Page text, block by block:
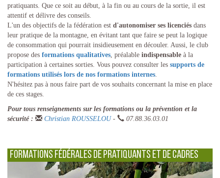
pratiquants. Que ce soit au début, à la fin ou au cours de la sortie, il est
attentif et délivre des conseils.
L'un des objectifs de la fédération est d'autonomiser ses licenciés dans
leur pratique de la montagne, en évitant tant que faire se peut la logique
de consommation qui pourrait insidieusement en découler. Aussi, le club
propose des formations qualitatives , préalable indispensable à la
participation à certaines sorties. Vous pouvez consulter les supports de
formations utilisés lors de nos formations internes
N'hésitez pas à nous faire part de vos souhaits concernant la mise en place
de ces stages.
Pour tous renseignements sur les formations ou la prévention et la
sécurité :
Christian ROUSSELOU- 07.88.36.03.01
Formations fédérales de pratiquants et de cadres